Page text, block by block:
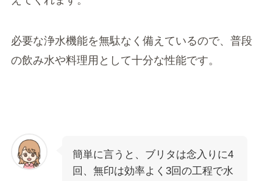
必要な浄水機能を無駄なく備えているので、普段
の飲み水や料理用として十分な性能です。
簡単に言うと、ブリタは念入りに4
回、無印は効率よく3回の工程で水